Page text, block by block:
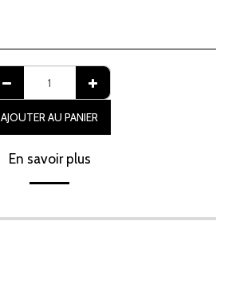
AJOUTER AU PANIER
En savoir plus